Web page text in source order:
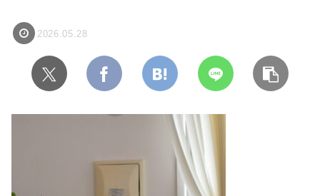
2026.05.28